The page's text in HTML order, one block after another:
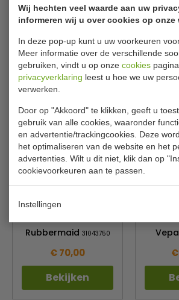
Wij hechten veel waarde aan uw
informeren wij u over cookies op onze
In deze pop-up kunt u uw voorkeuren
Meer informatie over de verschillende
gebruiken, vindt u op onze cookies
privacyverklaring leest u hoe we uw
verwerken.
Door op "Akkoord" te klikken, geeft u
gebruik van alle cookies, waaronder
en advertentie/trackingcookies. Deze
het optimaliseren van de website en het
advertenties. Wilt u dit niet, klik dan op
cookievoorkeuren aan te passen.
Instellingen
Kleur
RVS
Is dit iets voor jou?
Wandasbak | RVS | H32 x
Rubbermaid 31043750
€ 70,00
Bekijken
| H96